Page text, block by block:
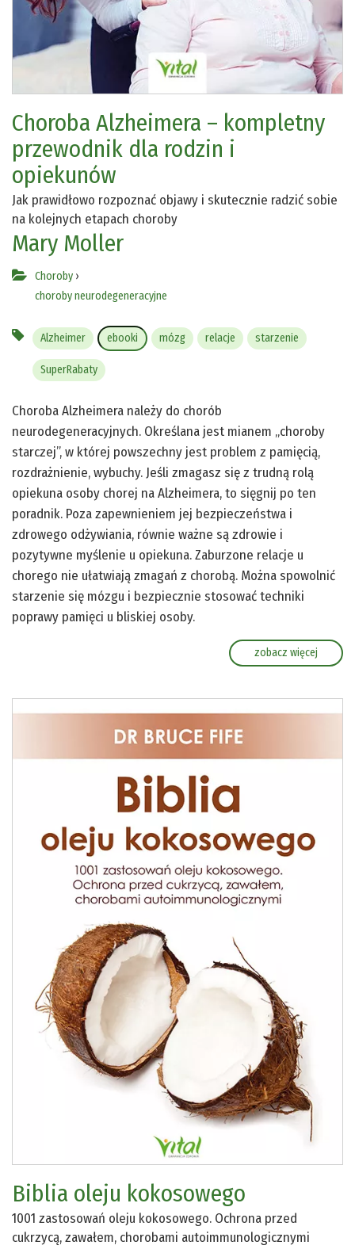
Choroba Alzheimera – kompletny
przewodnik dla rodzin i
opiekunów
Jak prawidłowo rozpoznać objawy i skutecznie radzić sobie
na kolejnych etapach choroby
Mary Moller
Choroby ›
choroby neurodegeneracyjne
Alzheimer ebooki mózg relacje starzenie
SuperRabaty
Choroba Alzheimera należy do chorób
neurodegeneracyjnych. Określana jest mianem „choroby
starczej”, w której powszechny jest problem z pamięcią,
rozdrażnienie, wybuchy. Jeśli zmagasz się z trudną rolą
opiekuna osoby chorej na Alzheimera, to sięgnij po ten
poradnik. Poza zapewnieniem jej bezpieczeństwa i
zdrowego odżywiania, równie ważne są zdrowie i
pozytywne myślenie u opiekuna. Zaburzone relacje u
chorego nie ułatwiają zmagań z chorobą. Można spowolnić
starzenie się mózgu i bezpiecznie stosować techniki
poprawy pamięci u bliskiej osoby.
zobacz więcej
Biblia oleju kokosowego
1001 zastosowań oleju kokosowego. Ochrona przed
cukrzycą, zawałem, chorobami autoimmunologicznymi